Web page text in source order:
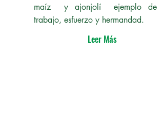
maíz y ajonjolí ejemplo de
trabajo, esfuerzo y hermandad.
Leer Más